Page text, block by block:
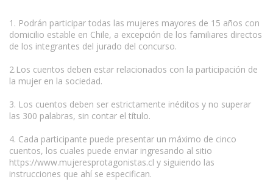
1. Podrán participar todas las mujeres mayores de 15 años con
domicilio estable en Chile, a excepción de los familiares directos
de los integrantes del jurado del concurso.
2.Los cuentos deben estar relacionados con la participación de
la mujer en la sociedad.
3. Los cuentos deben ser estrictamente inéditos y no superar
las 300 palabras, sin contar el título.
4. Cada participante puede presentar un máximo de cinco
cuentos, los cuales puede enviar ingresando al sitio
https://www.mujeresprotagonistas.cl y siguiendo las
instrucciones que ahí se especifican.